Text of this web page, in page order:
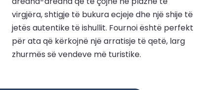
virgjëra, shtigje të bukura ecjeje dhe një shije të
jetës autentike të ishullit. Fournoi është perfekt
për ata që kërkojnë një arratisje të qetë, larg
zhurmës së vendeve më turistike.